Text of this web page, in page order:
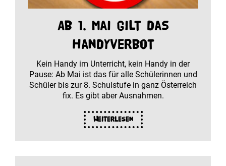
Ab 1. Mai gilt das
Handyverbot
Kein Handy im Unterricht, kein Handy in der
Pause: Ab Mai ist das für alle Schülerinnen und
Schüler bis zur 8. Schulstufe in ganz Österreich
fix. Es gibt aber Ausnahmen.
Weiterlesen